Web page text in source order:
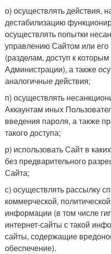
о) осуществлять действия,
дестабилизацию
осуществлять попытки
управлению Сайтом или
(разделам, доступ к
Администрации), а также
аналогичные действия;
п) осуществлять
Аккаунтам иных
введения пароля, а также
такого доступа;
р) использовать Сайт в
без предварительного
Сайта;
с) осуществлять рассылку
коммерческой,
информации (в том числе
интернет-сайты с такой
сайты, содержащие
обеспечение).